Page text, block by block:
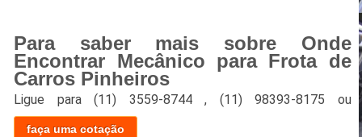
Para saber mais sobre Onde
Encontrar Mecânico para Frota de
Carros Pinheiros
Ligue para(11) 3559-8744 , (11) 98393-8175 ou
faça uma cotação